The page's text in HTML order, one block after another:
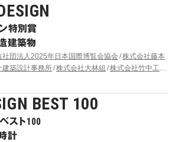
特別賞
建築物
社団法人2025年日本国際博覧会協会 株式会社藤本
建築設計事務所 株式会社大林組 株式会社竹中工務
設計
BEST 100
スト100
計